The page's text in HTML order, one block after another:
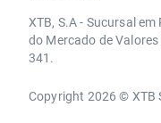
XTB, S.A - Sucursal
do Mercado de
341.
Copyright 2026 © XTB